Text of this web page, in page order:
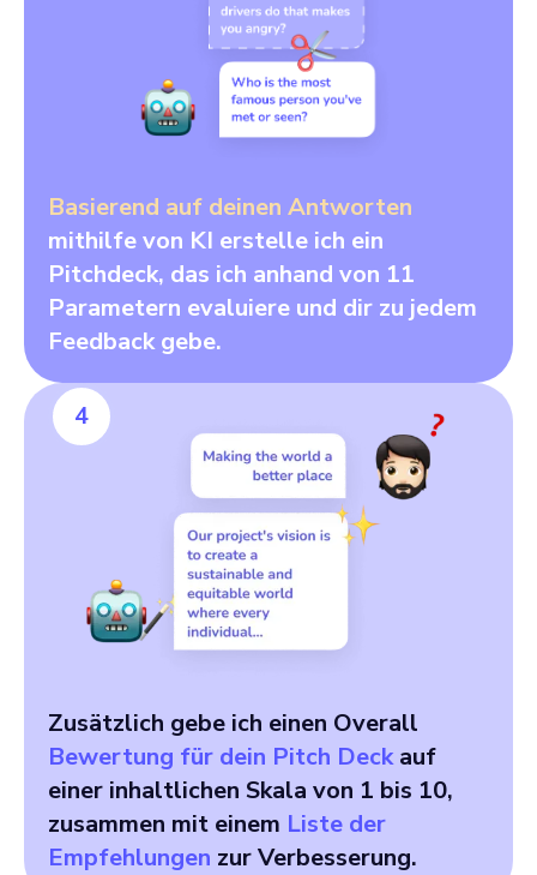
Basierend auf deinen Antworten
mithilfe von KI erstelle ich ein
Pitchdeck, das ich anhand von 11
Parametern evaluiere und dir zu jedem
Feedback gebe.
Zusätzlich gebe ich einen Overall
Bewertung für dein Pitch Deckauf
einer inhaltlichen Skala von 1 bis 10,
zusammen mit einem Liste der
Empfehlungen zur Verbesserung.
4